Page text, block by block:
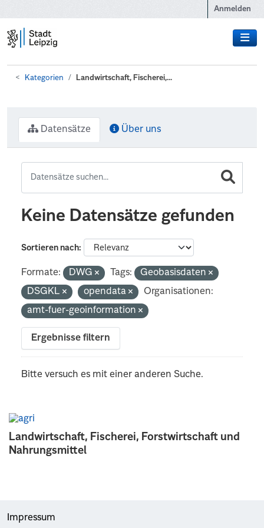
Anmelden
Kategorien Landwirtschaft, Fischerei,...
Landwirtschaft, Fischerei, Forstwirtschaft und
Nahrungsmittel
Datensätze Über uns
Keine Datensätze gefunden
Sortieren nach
Formate: DWG Tags:
Geobasisdaten
DSGKL
opendata
Organisationen:
amt-fuer-geoinformation
Ergebnisse filtern
Bitte versuch es mit einer anderen Suche.
Impressum